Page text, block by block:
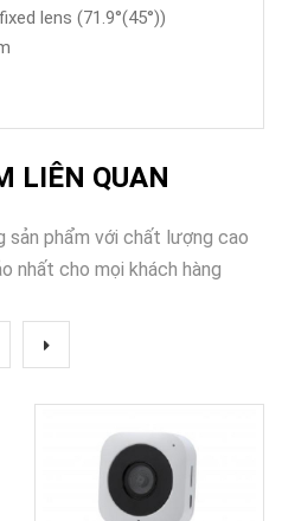
lens (71.9°(45°))
LIÊN QUAN
sản phẩm với chất lượng cao
nhất cho mọi khách hàng